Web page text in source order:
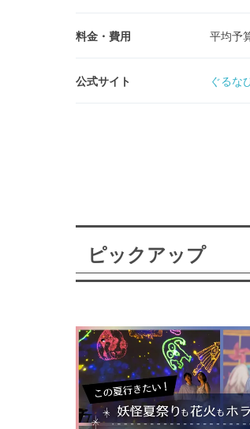
料金・費用 平均予
公式サイト ぐるな
ピックアップ